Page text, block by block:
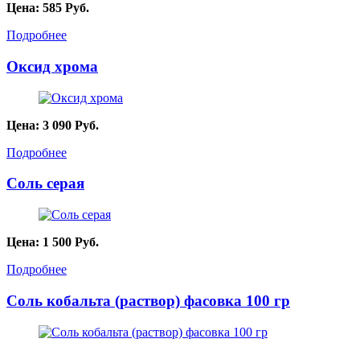
Цена: 585 Руб.
Подробнее
Оксид хрома
Цена: 3 090 Руб.
Подробнее
Соль серая
Цена: 1 500 Руб.
Подробнее
Соль кобальта (раствор) фасовка 100 гр